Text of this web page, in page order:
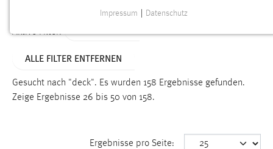
Aktive Filter:
ALLE FILTER ENTFERNEN
Gesucht nach "deck". Es wurden 158 Ergebnisse gefunden.
Zeige Ergebnisse 26 bis 50 von 158.
Ergebnisse pro Seite:
Funktionen und sind für die einwandfreie Funktion der
Einverständnis
cookie_consent
Impressum Datenschutz